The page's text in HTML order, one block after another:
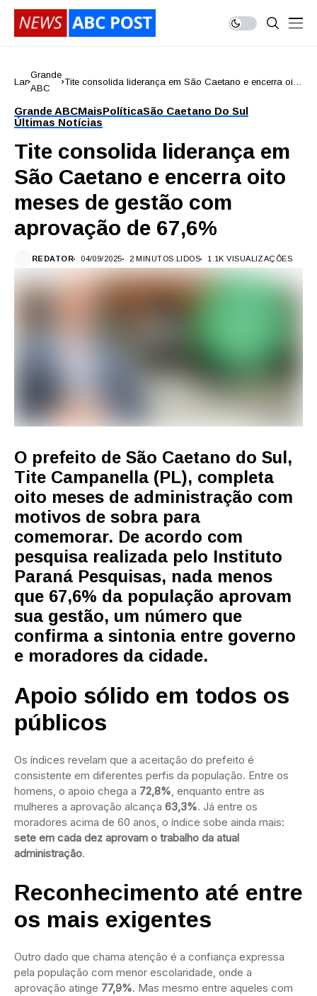
Lar
Grande
ABC
Tite consolida liderança em São Caetano e encerra oito
Grande ABCMaisPolíticaSão Caetano Do Sul
Últimas Notícias
Tite consolida liderança em
São Caetano e encerra oito
meses de gestão com
aprovação de 67,6%
REDATOR 04/09/2025 2 MINUTOS LIDOS 1.1K VISUALIZAÇÕES
O prefeito de São Caetano do Sul,
Tite Campanella (PL), completa
oito meses de administração com
motivos de sobra para
comemorar. De acordo com
pesquisa realizada pelo Instituto
Paraná Pesquisas, nada menos
que 67,6% da população aprovam
sua gestão, um número que
confirma a sintonia entre governo
e moradores da cidade.
Apoio sólido em todos os
públicos
Os índices revelam que a aceitação do prefeito é
consistente em diferentes perfis da população. Entre os
homens, o apoio chega a 72,8%, enquanto entre as
mulheres a aprovação alcança 63,3%. Já entre os
moradores acima de 60 anos, o índice sobe ainda mais:
sete em cada dez aprovam o trabalho da atual
administração.
Reconhecimento até entre
os mais exigentes
Outro dado que chama atenção é a confiança expressa
pela população com menor escolaridade, onde a
aprovação atinge 77,9%. Mas mesmo entre aqueles com